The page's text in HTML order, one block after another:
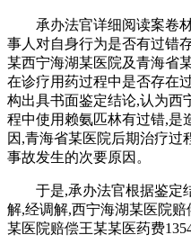
承办法官详细阅读案卷
事人对自身行为是否有过错
某西宁海湖某医院及青海省
在诊疗用药过程中是否存在
构出具书面鉴定结论,认为西
程中使用赖氨匹林有过错,是
因,青海省某医院后期治疗过
事故发生的次要原因。
于是,承办法官根据鉴定
解,经调解,西宁海湖某医院
某医院赔偿王某某医药费